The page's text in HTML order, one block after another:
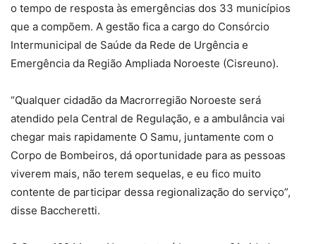
o tempo de resposta às emergências dos 33 municípios
que a compõem. A gestão fica a cargo do Consórcio
Intermunicipal de Saúde da Rede de Urgência e
Emergência da Região Ampliada Noroeste (Cisreuno).
“Qualquer cidadão da Macrorregião Noroeste será
atendido pela Central de Regulação, e a ambulância vai
chegar mais rapidamente O Samu, juntamente com o
Corpo de Bombeiros, dá oportunidade para as pessoas
viverem mais, não terem sequelas, e eu fico muito
contente de participar dessa regionalização do serviço”,
disse Baccheretti.